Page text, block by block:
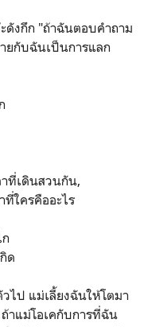
ดังกึก "ถ้าฉันตอบคำถาม
ยกับฉันเป็นการแลก
ที่เดินสวนกัน,
ใครคืออะไร
ด
ไป แม่เลี้ยงฉันให้โตมา
าแม่โอเคกับการที่ฉัน